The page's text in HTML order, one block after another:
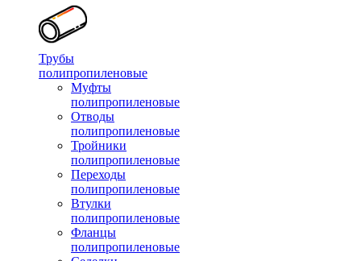
Трубы
полипропиленовые
Муфты
полипропиленовые
Отводы
полипропиленовые
Тройники
полипропиленовые
Переходы
полипропиленовые
Втулки
полипропиленовые
Фланцы
полипропиленовые